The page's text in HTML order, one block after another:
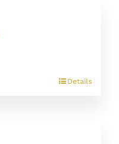
Details